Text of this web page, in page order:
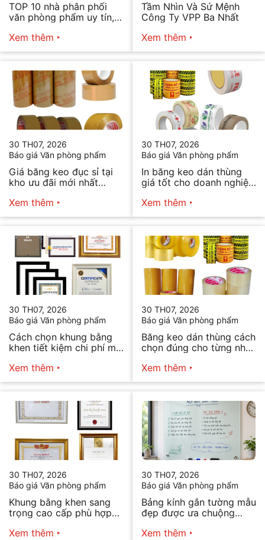
TOP 10 nhà phân phối
văn phòng phẩm uy tín,
Xem thêm
Tầm Nhìn Và Sứ Mệnh
Công Ty VPP Ba Nhất
Xem thêm
30 TH07, 2026
Báo giá Văn phòng phẩm
Giá băng keo đục sỉ tại
kho ưu đãi mới nhất
Xem thêm
30 TH07, 2026
Báo giá Văn phòng phẩm
In băng keo dán thùng
giá tốt cho doanh nghiệp
Xem thêm
30 TH07, 2026
Báo giá Văn phòng phẩm
Cách chọn khung bằng
khen tiết kiệm chi phí mà
Xem thêm
30 TH07, 2026
Báo giá Văn phòng phẩm
Băng keo dán thùng cách
chọn đúng cho từng nhu
Xem thêm
30 TH07, 2026
Báo giá Văn phòng phẩm
Khung bằng khen sang
trọng cao cấp phù hợp
Xem thêm
30 TH07, 2026
Báo giá Văn phòng phẩm
Bảng kính gắn tường mẫu
đẹp được ưa chuộng
Xem thêm